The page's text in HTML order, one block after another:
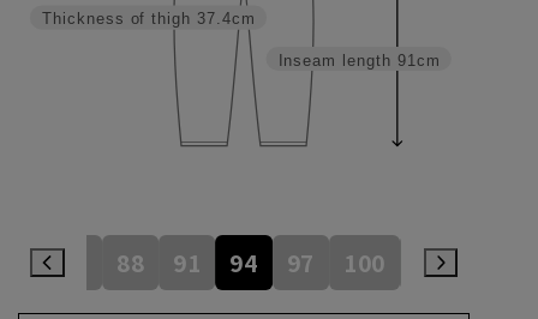
Inseam length 91cm
Thickness of thigh 37.4cm
85 88 91 94 97 100 105